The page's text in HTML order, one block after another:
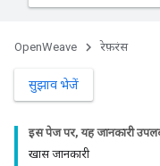
OpenWeave रेफ़रंस
सुझाव भेजें
इस पेज पर, यह जानकारी
खास जानकारी